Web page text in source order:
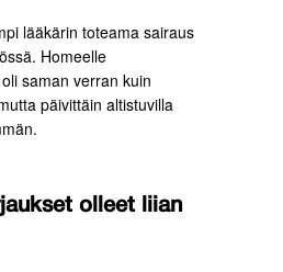
lääkärin toteama sairaus
Homeelle
saman verran kuin
päivittäin altistuvilla
olleet liian